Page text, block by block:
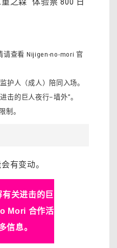
请查看 Nijigen-no-mori 官
护人（成人）陪同入场。
击的巨人夜行–墙外”。
制。
有变动。
关进击的巨
Mori 合作活
信息。